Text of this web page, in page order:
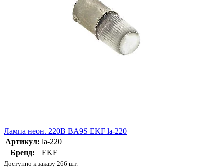
Лампа неон. 220В BA9S EKF la-220
Артикул: la-220
Бренд:
EKF
Доступно к заказу 266 шт.